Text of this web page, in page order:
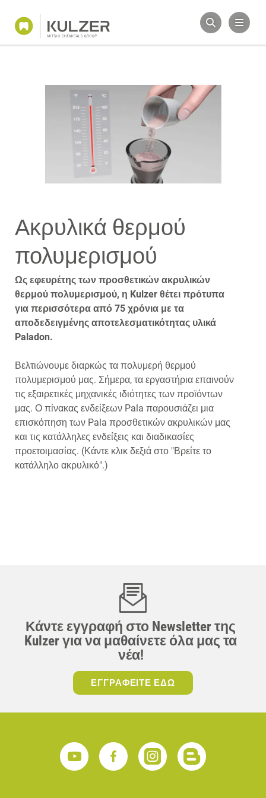
Ακρυλικά θερμού
πολυμερισμού
Ως εφευρέτης των προσθετικών ακρυλικών
θερμού πολυμερισμού, η Kulzer θέτει πρότυπα
για περισσότερα από 75 χρόνια με τα
αποδεδειγμένης αποτελεσματικότητας υλικά
Paladon.
Βελτιώνουμε διαρκώς τα πολυμερή θερμού
πολυμερισμού μας. Σήμερα, τα εργαστήρια επαινούν
τις εξαιρετικές μηχανικές ιδιότητες των προϊόντων
μας. Ο πίνακας ενδείξεων Pala παρουσιάζει μια
επισκόπηση των Pala προσθετικών ακρυλικών μας
και τις κατάλληλες ενδείξεις και διαδικασίες
προετοιμασίας. (Κάντε κλικ δεξιά στο "Βρείτε το
κατάλληλο ακρυλικό".)
Κάντε εγγραφή στο Newsletter της
Kulzer για να μαθαίνετε όλα μας τα
νέα!
ΕΓΓΡΑΦΕΙΤΕ ΕΔΩ